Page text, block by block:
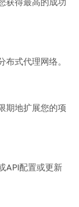
式代理网络。
期地扩展您的项
API配置或更新